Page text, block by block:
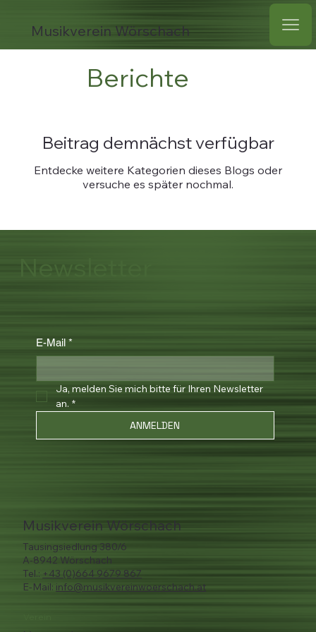
Musikverein Wörschach
Berichte
Beitrag demnächst verfügbar
Entdecke weitere Kategorien dieses Blogs oder
versuche es später nochmal.
Newsletter
E-Mail *
Ja, melden Sie mich bitte für Ihren Newsletter
an. *
ANMELDEN
Musikverein Wörschach
Tausingsiedlung 380/6
A-8942 Wörschach
Tel.: +43 (0)664 9679 867
E-Mail: info@musikvereinwoerschach.at